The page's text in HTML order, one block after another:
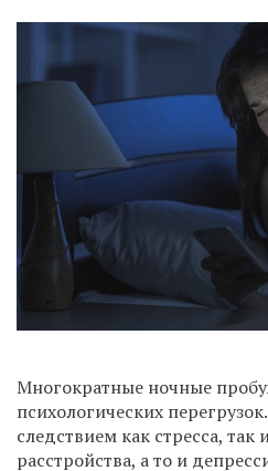
Многократные ночные
психологических
следствием как стресса, так
расстройства, а то и